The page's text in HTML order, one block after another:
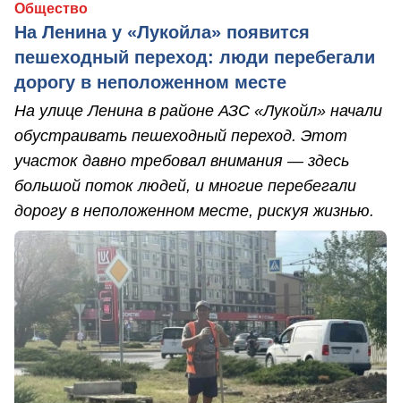
Общество
На Ленина у «Лукойла» появится
пешеходный переход: люди перебегали
дорогу в неположенном месте
На улице Ленина в районе АЗС «Лукойл» начали
обустраивать пешеходный переход. Этот
участок давно требовал внимания — здесь
большой поток людей, и многие перебегали
дорогу в неположенном месте, рискуя жизнью.